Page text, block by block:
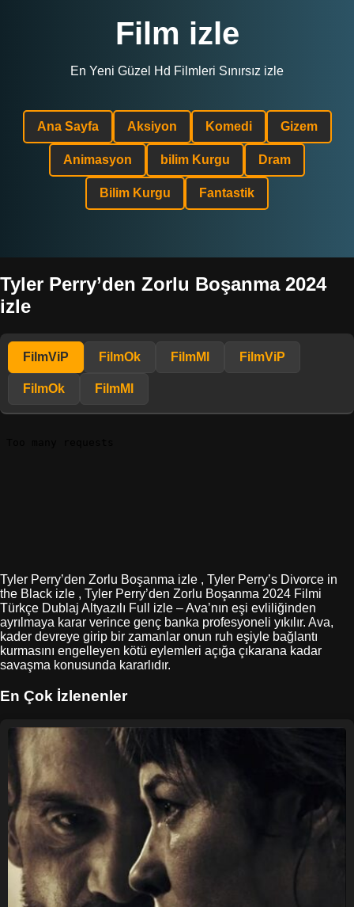
Film izle
En Yeni Güzel Hd Filmleri Sınırsız izle
Ana Sayfa Aksiyon Komedi Gizem
Animasyon bilim Kurgu Dram
Bilim Kurgu Fantastik
Tyler Perry’den Zorlu Boşanma 2024
izle
FilmViP FilmOk FilmMl FilmViP
FilmOk FilmMl
Tyler Perry’den Zorlu Boşanma izle , Tyler Perry’s Divorce in
the Black izle , Tyler Perry’den Zorlu Boşanma 2024 Filmi
Türkçe Dublaj Altyazılı Full izle – Ava’nın eşi evliliğinden
ayrılmaya karar verince genç banka profesyoneli yıkılır. Ava,
kader devreye girip bir zamanlar onun ruh eşiyle bağlantı
kurmasını engelleyen kötü eylemleri açığa çıkarana kadar
savaşma konusunda kararlıdır.
En Çok İzlenenler